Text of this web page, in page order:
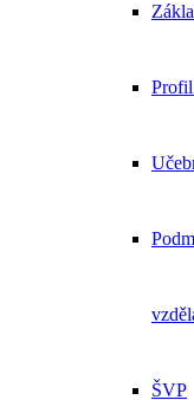
Profil
ŠVP